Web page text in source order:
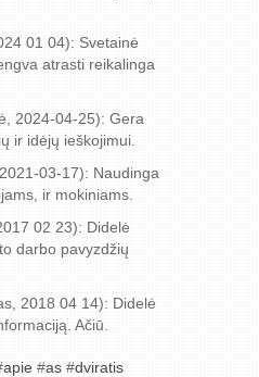
01 04): Svetainė
atrasti reikalinga
2024-04-25): Gera
ir idėjų ieškojimui.
03-17): Naudinga
ir mokiniams.
02 23): Didelė
darbo pavyzdžių
2018 04 14): Didelė
Ačiū.
apie #as #dviratis